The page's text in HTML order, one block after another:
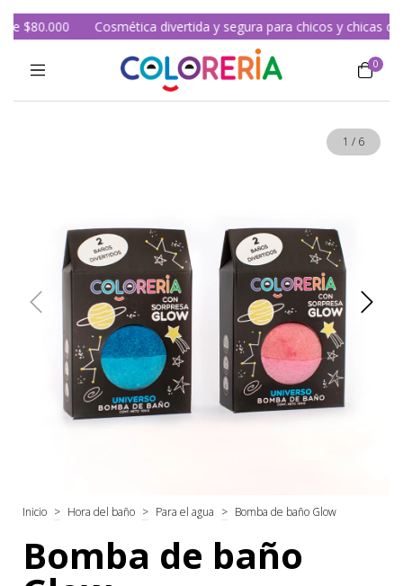
$80.000 Cosmética divertida y segura para chicos y chicas
0
1 / 6
Inicio > Hora del baño > Para el agua > Bomba de baño Glow
Bomba de baño